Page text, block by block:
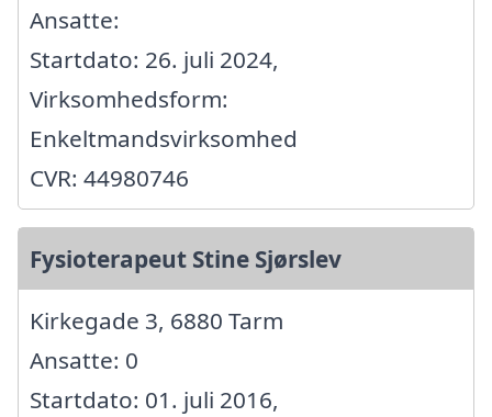
Ansatte:
Startdato: 26. juli 2024,
Virksomhedsform:
Enkeltmandsvirksomhed
CVR: 44980746
Fysioterapeut Stine Sjørslev
Kirkegade 3, 6880 Tarm
Ansatte: 0
Startdato: 01. juli 2016,